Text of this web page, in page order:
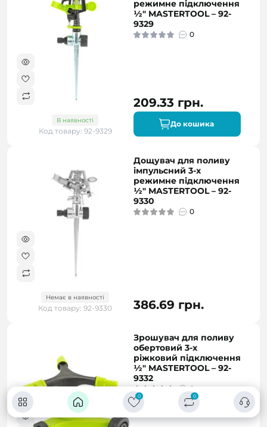
0 0
В наявності
Код товару: 92-9329
режимне підключення
½" MASTERTOOL – 92-
9329
0
209.33 грн.
До кошика
Немає в наявності
Код товару: 92-9330
Дощувач для поливу
імпульсний 3-х
режимне підключення
½" MASTERTOOL – 92-
9330
0
386.69 грн.
Зрошувач для поливу
обертовий 3-х
ріжковий підключення
½" MASTERTOOL – 92-
9332
0